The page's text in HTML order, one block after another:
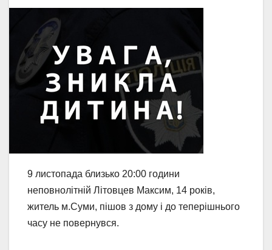
9 листопада близько 20:00 години
неповнолітній Літовцев Максим, 14 років,
житель м.Суми, пішов з дому і до теперішнього
часу не повернувся.